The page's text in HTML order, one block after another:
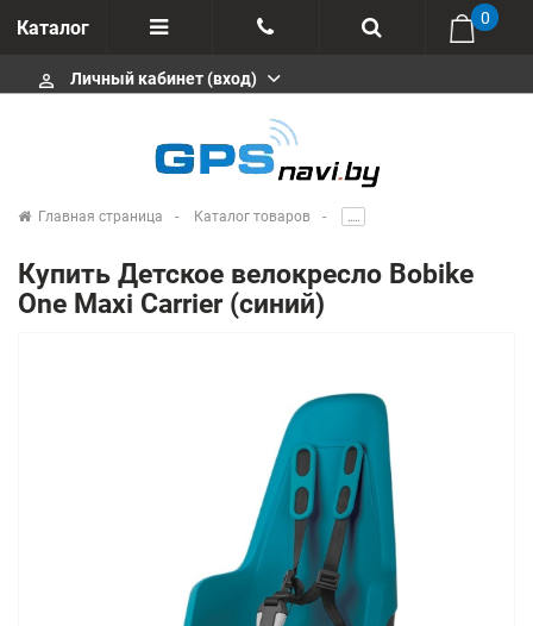
Каталог
Отзывы
+375 291646666
msa333
info@gpsnavi.by
0
perm_identity Личный кабинет (вход)
Главная страница Каталог товаров .....
Купить Детское велокресло Bobike
One Maxi Carrier (синий)